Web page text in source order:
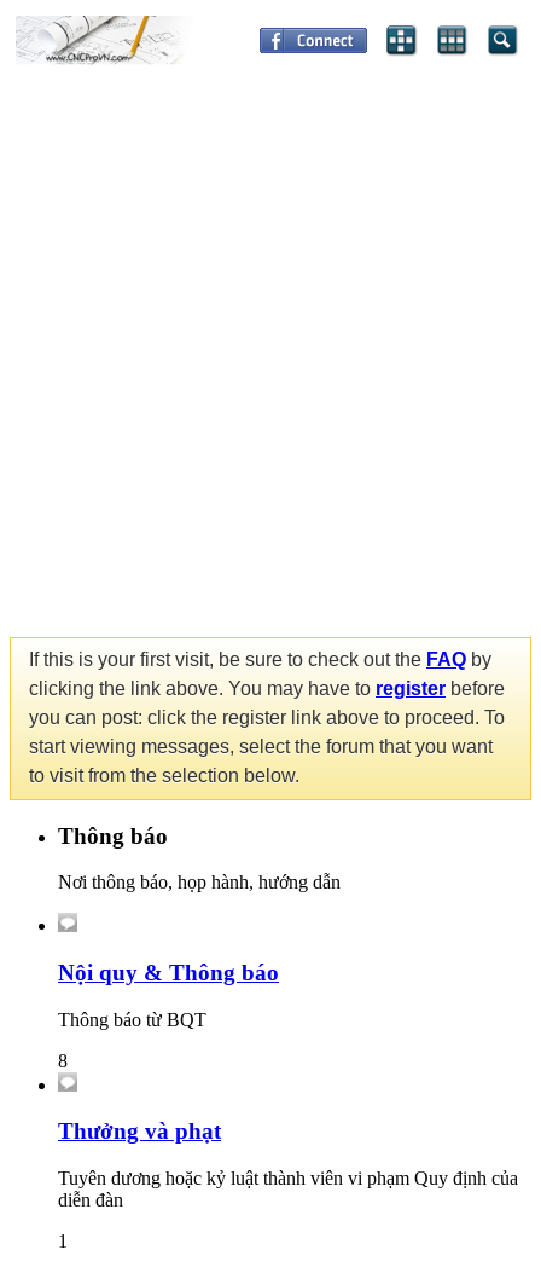
If this is your first visit, be sure to check out the FAQ by
clicking the link above. You may have to register before
you can post: click the register link above to proceed. To
start viewing messages, select the forum that you want
to visit from the selection below.
Thông báo
Nơi thông báo, họp hành, hướng dẫn
Nội quy & Thông báo
Thông báo từ BQT
8
Thưởng và phạt
Tuyên dương hoặc kỷ luật thành viên vi phạm Quy định của
diễn đàn
1